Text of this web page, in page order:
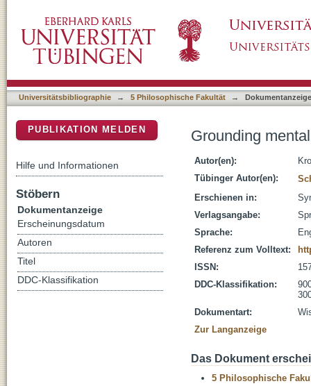
Universitätsbibliographie → 5 Philosophische Fakultät → Dokumentanzeige
Grounding
Autor(en):
Tübinger Autor(en):
Erschienen in:
Verlagsangabe:
Sprache:
Referenz zum Volltext:
ISSN:
DDC-Klassifikation:
Dokumentart:
Zur Langanzeige
Das Dokument
5 Philosophische
PUBLIKATION MELDEN
Hilfe und Informationen
Stöbern
Dokumentanzeige
Erscheinungsdatum
Autoren
Titel
DDC-Klassifikation